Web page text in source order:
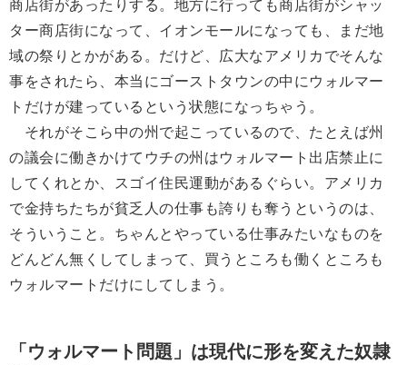
商店街があったりする。地方に行っても商店街がシャッ
ター商店街になって、イオンモールになっても、まだ地
域の祭りとかがある。だけど、広大なアメリカでそんな
事をされたら、本当にゴーストタウンの中にウォルマー
トだけが建っているという状態になっちゃう。
それがそこら中の州で起こっているので、たとえば州
の議会に働きかけてウチの州はウォルマート出店禁止に
してくれとか、スゴイ住民運動があるぐらい。アメリカ
で金持ちたちが貧乏人の仕事も誇りも奪うというのは、
そういうこと。ちゃんとやっている仕事みたいなものを
どんどん無くしてしまって、買うところも働くところも
ウォルマートだけにしてしまう。
「ウォルマート問題」は現代に形を変えた奴隷